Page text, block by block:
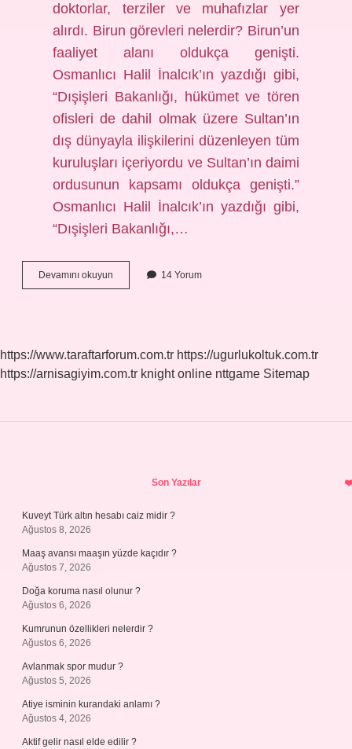
doktorlar, terziler ve muhafızlar yer
alırdı. Birun görevleri nelerdir? Birun’un
faaliyet alanı oldukça genişti.
Osmanlıcı Halil İnalcık’ın yazdığı gibi,
“Dışişleri Bakanlığı, hükümet ve tören
ofisleri de dahil olmak üzere Sultan’ın
dış dünyayla ilişkilerini düzenleyen tüm
kuruluşları içeriyordu ve Sultan’ın daimi
ordusunun kapsamı oldukça genişti.”
Osmanlıcı Halil İnalcık’ın yazdığı gibi,
“Dışişleri Bakanlığı,…
Devamını okuyun
Ve
14 Yorum
https://www.taraftarforum.com.tr https://ugurlukoltuk.com.tr
https://arnisagiyim.com.tr knight online nttgame Sitemap
Son Yazılar
Kuveyt Türk altın hesabı caiz midir ?
Ağustos 8, 2026
Maaş avansı maaşın yüzde kaçıdır ?
Ağustos 7, 2026
Doğa koruma nasıl olunur ?
Ağustos 6, 2026
Kumrunun özellikleri nelerdir ?
Ağustos 6, 2026
Avlanmak spor mudur ?
Ağustos 5, 2026
Atiye isminin kurandaki anlamı ?
Ağustos 4, 2026
Aktif gelir nasıl elde edilir ?